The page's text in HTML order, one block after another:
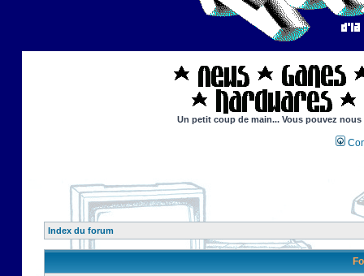
Un petit coup de main... Vous pouvez
Index du forum